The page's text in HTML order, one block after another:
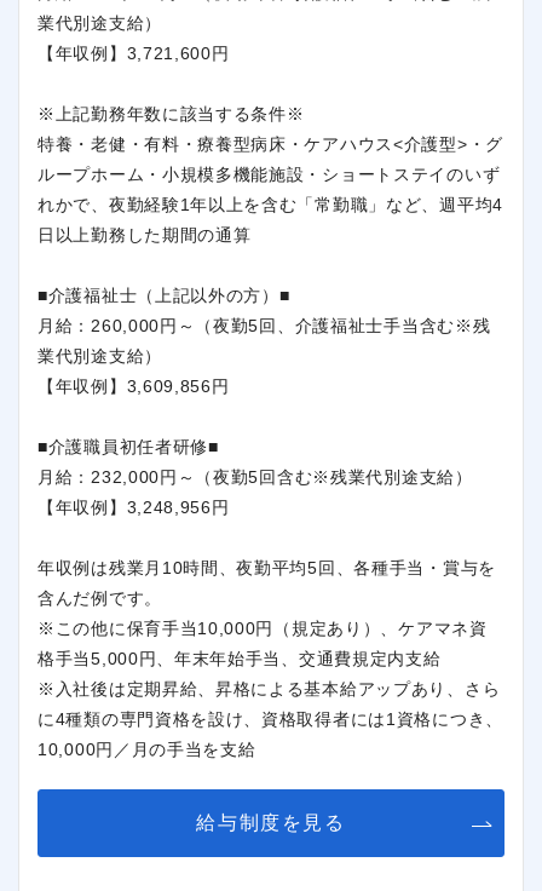
業代別途支給）
【年収例】3,721,600円
※上記勤務年数に該当する条件※
特養・老健・有料・療養型病床・ケアハウス<介護型>・グ
ループホーム・小規模多機能施設・ショートステイのいず
れかで、夜勤経験1年以上を含む「常勤職」など、週平均4
日以上勤務した期間の通算
■介護福祉士（上記以外の方）■
月給：260,000円～（夜勤5回、介護福祉士手当含む※残
業代別途支給）
【年収例】3,609,856円
■介護職員初任者研修■
月給：232,000円～（夜勤5回含む※残業代別途支給）
【年収例】3,248,956円
年収例は残業月10時間、夜勤平均5回、各種手当・賞与を
含んだ例です。
※この他に保育手当10,000円（規定あり）、ケアマネ資
格手当5,000円、年末年始手当、交通費規定内支給
※入社後は定期昇給、昇格による基本給アップあり、さら
に4種類の専門資格を設け、資格取得者には1資格につき、
10,000円／月の手当を支給
給与制度を見る